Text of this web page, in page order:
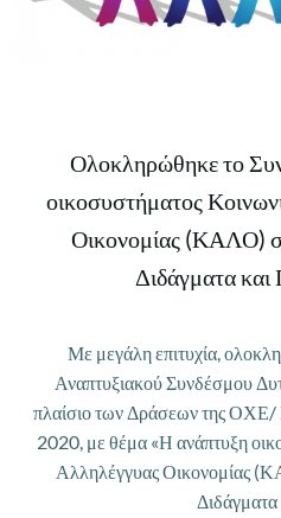
Ολοκληρώθηκε το
οικοσυστήματος
Οικονομίας (ΚΑΛΟ)
Διδάγματα και
Με μεγάλη επιτυχία,
Αναπτυξιακού Συνδέσμου
πλαίσιο των Δράσεων της
2020, με θέμα «Η ανάπτυξη
Αλληλέγγυας Οικονομίας